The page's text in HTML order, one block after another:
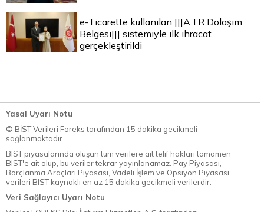
e-Ticarette kullanılan |||A.TR Dolaşım
Belgesi||| sistemiyle ilk ihracat
gerçekleştirildi
Yasal Uyarı Notu
© BİST Verileri Foreks tarafından 15 dakika gecikmeli
sağlanmaktadır.
BIST piyasalarında oluşan tüm verilere ait telif hakları tamamen
BIST'e ait olup, bu veriler tekrar yayınlanamaz. Pay Piyasası,
Borçlanma Araçları Piyasası, Vadeli İşlem ve Opsiyon Piyasası
verileri BIST kaynaklı en az 15 dakika gecikmeli verilerdir.
Veri Sağlayıcı Uyarı Notu